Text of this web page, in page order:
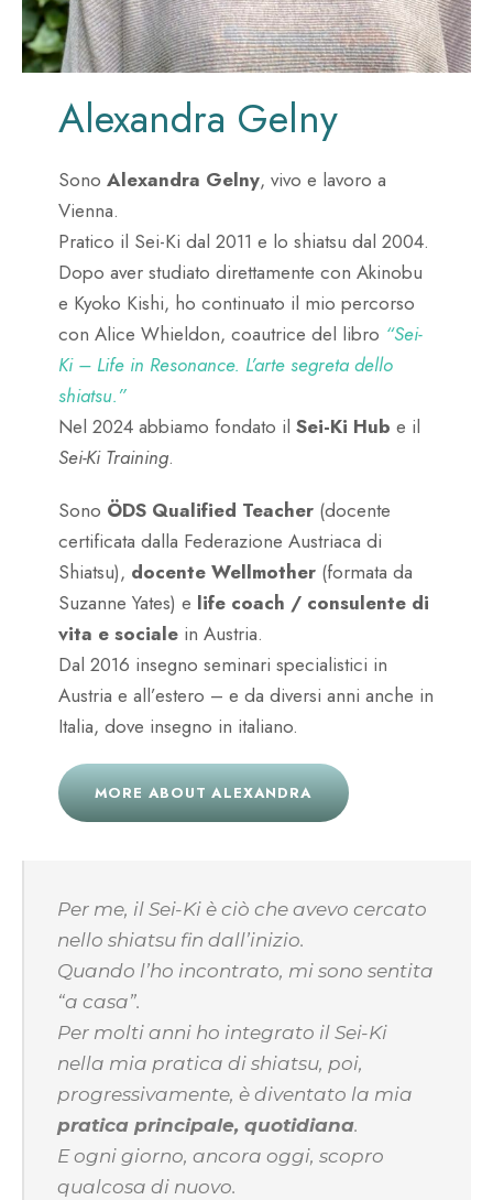
Alexandra Gelny
Sono Alexandra Gelny, vivo e lavoro a
Vienna.
Pratico il Sei-Ki dal 2011 e lo shiatsu dal 2004.
Dopo aver studiato direttamente con Akinobu
e Kyoko Kishi, ho continuato il mio percorso
con Alice Whieldon, coautrice del libro “Sei-
Ki – Life in Resonance. L’arte segreta dello
shiatsu.”
Nel 2024 abbiamo fondato il Sei-Ki Hub e il
Sei-Ki Training.
Sono ÖDS Qualified Teacher(docente
certificata dalla Federazione Austriaca di
Shiatsu), docente Wellmother(formata da
Suzanne Yates) e life coach / consulente di
vita e socialein Austria.
Dal 2016 insegno seminari specialistici in
Austria e all’estero – e da diversi anni anche in
Italia, dove insegno in italiano.
MORE ABOUT ALEXANDRA
Per me, il Sei-Ki è ciò che avevo cercato
nello shiatsu fin dall’inizio.
Quando l’ho incontrato, mi sono sentita
“a casa”.
Per molti anni ho integrato il Sei-Ki
nella mia pratica di shiatsu, poi,
progressivamente, è diventato la mia
pratica principale, quotidiana.
E ogni giorno, ancora oggi, scopro
qualcosa di nuovo.